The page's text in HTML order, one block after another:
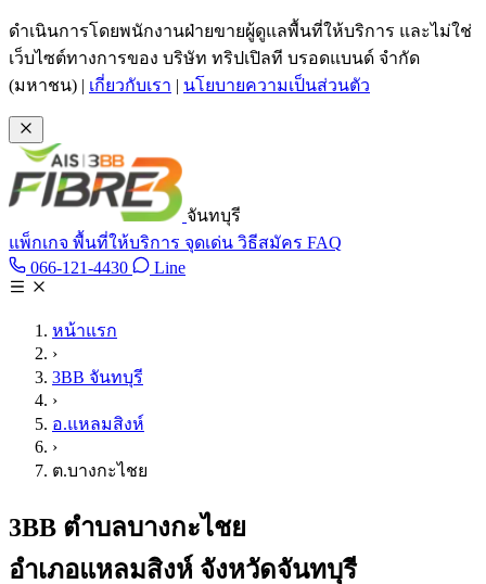
ข้ามไปเนื้อหาหลัก
ดำเนินการโดยพนักงานฝ่ายขายผู้ดูแลพื้นที่ให้บริการ และไม่ใช่
เว็บไซต์ทางการของ บริษัท ทริปเปิลที บรอดแบนด์ จำกัด
(มหาชน) | เกี่ยวกับเรา | นโยบายความเป็นส่วนตัว
จันทบุรี
แพ็กเกจ พื้นที่ให้บริการ จุดเด่น วิธีสมัคร FAQ
066-121-4430 โทร 066-121-4430
LineLine @tan3bb
หน้าแรก
›
3BB จันทบุรี
›
อ.แหลมสิงห์
›
ต.บางกะไชย
3BB ตำบลบางกะไชย
อำเภอแหลมสิงห์ จังหวัดจันทบุรี